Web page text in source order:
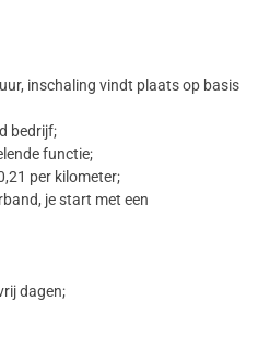
inschaling vindt plaats op basis
bedrijf;
functie;
per kilometer;
je start met een
dagen;